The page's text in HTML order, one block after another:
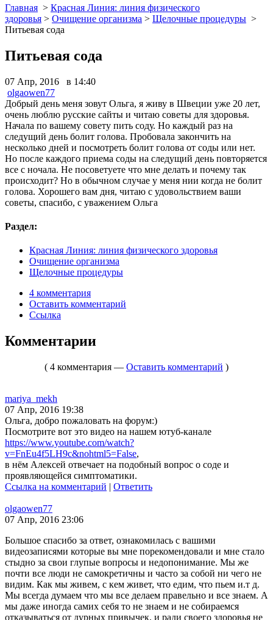
Главная > Красная Линия: линия физического
здоровья > Очищение организма > Щелочные процедуры >
Питьевая сoда
Питьевая сoда
07 Апр, 2016 в 14:40
olgaowen77
Добрый день меня зовут Ольга, я живу в Швеции уже 20 лет,
очень люблю русские сайты и читаю советы для здоровья.
Начала по вашему совету пить соду. Но каждый раз на
следущий день болит голова. Пробовала закончить на
несколько дней и посмотреть болит голова от соды или нет.
Но после каждого приема соды на следущий день повторяется
все с ночала. Не посоветуете что мне делать и почему так
происходит? Но в обычном случае у меня нии когда не болит
голова. Хорошего вам дня, читаю с удовольствием ваши
советы, спасибо, с уважением Ольга
Раздел:
Красная Линия: линия физического здоровья
Очищение организма
Щелочные процедуры
4 комментария
Оставить комментарий
Ссылка
Комментарии
( 4 комментария — Оставить комментарий )
mariya_mekh
07 Апр, 2016 19:38
Ольга, добро пожаловать на форум:)
Посмотрите вот это видео на нашем ютуб-канале
https://www.youtube.com/watch?
v=FnEu4f5LH9c&nohtml5=False,
в нём Алексей отвечает на подобный вопрос о соде и
проявляющейся симптоматики.
Ссылка на комментарий | Ответить
olgaowen77
07 Апр, 2016 23:06
Большое спасибо за ответ, ознакомилась с вашими
видеозаписями которые вы мне порекомендовали и мне стало
стыдно за свои глупые вопросы и недопонимание. Мы же
почти все люди не самокретичны и часто зa собой ни чего не
видим. Как мы живем, с кем живет, что едим, что пьем и.т д.
Мы всегда думаем что мы все делаем правельно и все знаем. А
мы даже иногда самих себя то не знаем и не собираемся
отказываться от дурных привычек, и ради своего здоровья не